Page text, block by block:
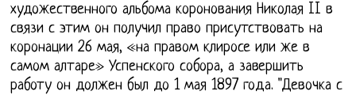
художественного альбома коронования Николая II в
связи с этим он получил право присутствовать на
коронации 26 мая, «на правом клиросе или же в
самом алтаре» Успенского собора, а завершить
работу он должен был до 1 мая 1897 года. "Девочка с